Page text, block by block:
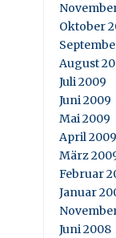
Oktober
August
Juli 2009
Juni 2009
Mai 2009
April 2009
März
Februar
Januar
Juni 2008